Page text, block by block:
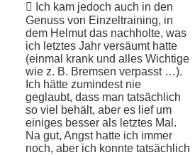
 Ich kam jedoch auch in den
Genuss von Einzeltrai­ning, in
dem Helmut das nachholte, was
ich letztes Jahr versäumt hatte
(einmal krank und alles Wichtige
wie z. B. Bremsen ver­passt …).
Ich hätte zumindest nie
geglaubt, dass man tatsächlich
so viel behält, aber es lief um
einiges besser als letztes Mal.
Na gut, Angst hatte ich immer
noch, aber ich konnte tatsächlich